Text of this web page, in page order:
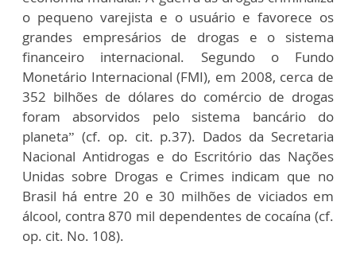
o pequeno varejista e o usuário e favorece os
grandes empresários de drogas e o sistema
financeiro internacional. Segundo o Fundo
Monetário Internacional (FMI), em 2008, cerca de
352 bilhões de dólares do comércio de drogas
foram absorvidos pelo sistema bancário do
planeta” (cf. op. cit. p.37). Dados da Secretaria
Nacional Antidrogas e do Escritório das Nações
Unidas sobre Drogas e Crimes indicam que no
Brasil há entre 20 e 30 milhões de viciados em
álcool, contra 870 mil dependentes de cocaína (cf.
op. cit. No. 108).